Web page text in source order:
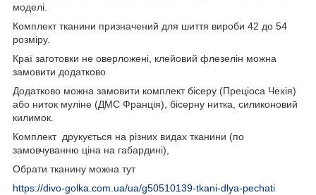
моделі.
Комплект тканини призначений для шиття вироби 42 до 54
розміру.
Краї заготовки не оверложені, клейовий флезелін можна
замовити додатково
Додатково можна замовити комплект бісеру (Преціоса Чехія)
або ниток муліне (ДМС Франція), бісерну нитка, силиконовий
килимок.
Комплект друкується на різних видах тканини (по
замовчуванню ціна на габардині),
Обрати тканину можна тут
https://divo-golka.com.ua/ua/g50510139-tkani-dlya-pechati